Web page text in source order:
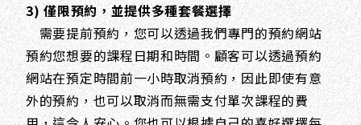
3) 僅限預約，並提供多種套餐選擇
需要提前預約，您可以透過我們專門的預約網站
預約您想要的課程日期和時間。顧客可以透過預約
網站在預定時間前一小時取消預約，因此即使有意
外的預約，也可以取消而無需支付單次課程的費